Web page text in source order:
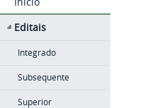
Editais
Integrado
Subsequente
Superior